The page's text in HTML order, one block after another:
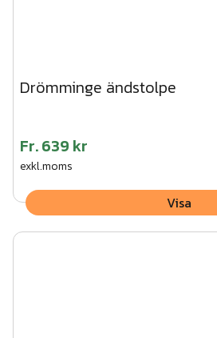
Drömminge ändstolpe
Fr.639 kr
exkl.moms
Visa